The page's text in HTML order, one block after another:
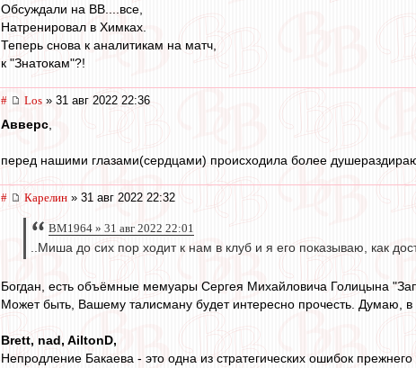
Обсуждали на ВВ....все,
Натренировал в Химках.
Теперь снова к аналитикам на матч,
к "Знатокам"?!
# Los » 31 авг 2022 22:36
Авверс
перед нашими глазами(сердцами) происходила более
# Карелин » 31 авг 2022 22:32
BM1964 » 31 авг 2022 22:01
..Миша до сих пор ходит к нам в клуб и я его показываю, как
Богдан, есть объёмные мемуары Сергея Михайловича Голицына
Может быть, Вашему талисману будет интересно прочесть. Думаю, в
Brett, nad, AiltonD,
Непродление Бакаева - это одна из стратегических ошибок